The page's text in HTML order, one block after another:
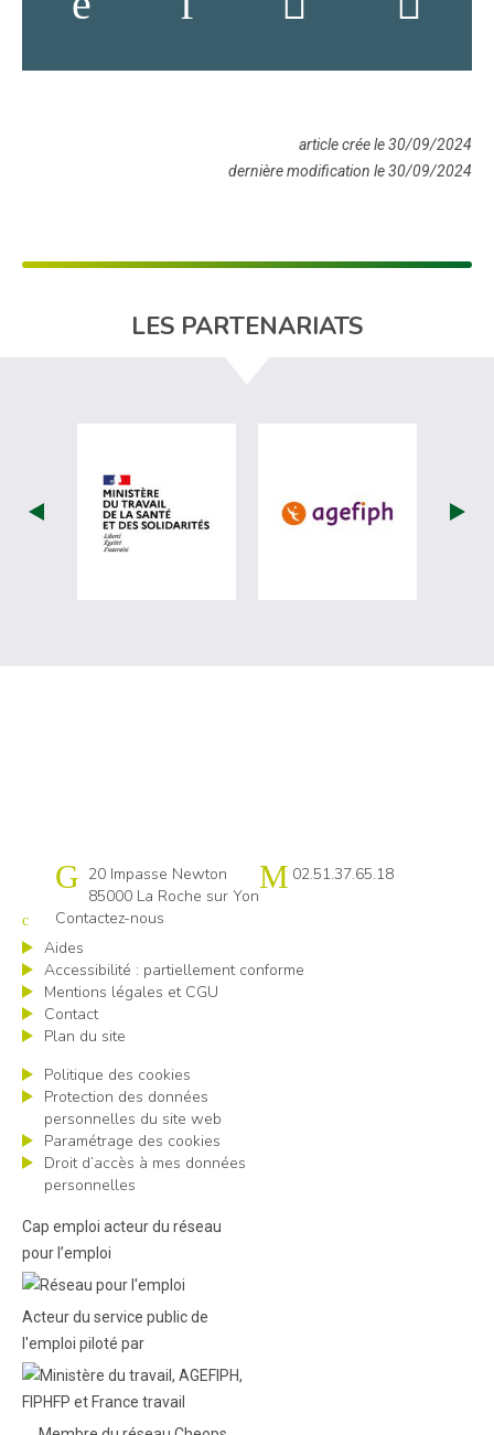
article crée le 30/09/2024
dernière modification le 30/09/2024
LES PARTENARIATS
visiter les site de Ministère du travail
visiter les
Cap emploi 85
20 Impasse Newton
85000 La Roche sur Yon
02.51.37.65.18
Contactez-nous
Aides
Accessibilité : partiellement conforme
Mentions légales et CGU
Contact
Plan du site
Politique des cookies
Protection des données
personnelles du site web
Paramétrage des cookies
Droit d’accès à mes données
personnelles
Cap emploi acteur du réseau
pour l’emploi
Acteur du service public de
l'emploi piloté par